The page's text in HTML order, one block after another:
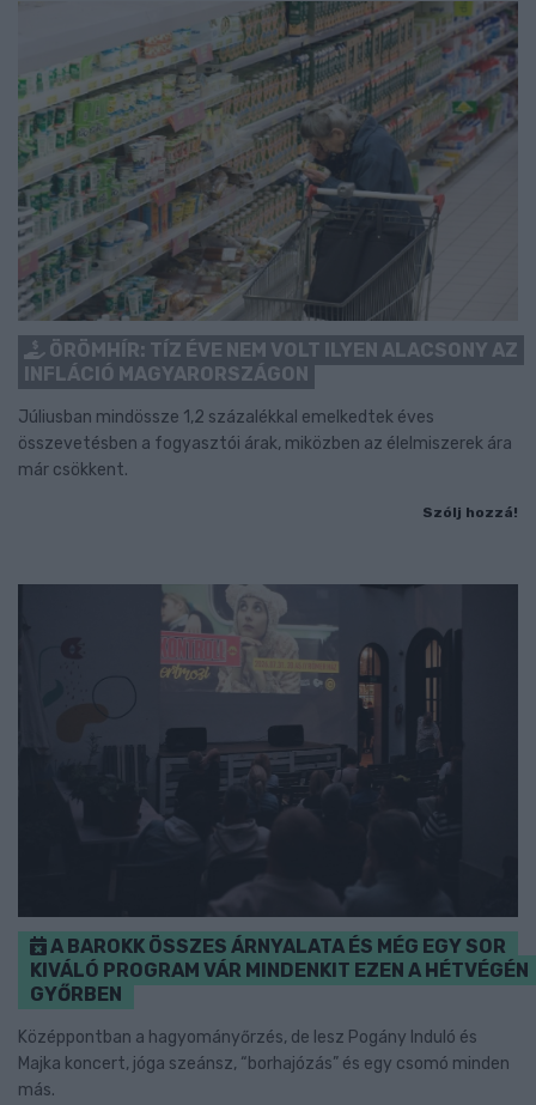
ÖRÖMHÍR: TÍZ ÉVE NEM VOLT ILYEN ALACSONY AZ
INFLÁCIÓ MAGYARORSZÁGON
Júliusban mindössze 1,2 százalékkal emelkedtek éves
összevetésben a fogyasztói árak, miközben az élelmiszerek ára
már csökkent.
Szólj hozzá!
A BAROKK ÖSSZES ÁRNYALATA ÉS MÉG EGY SOR
KIVÁLÓ PROGRAM VÁR MINDENKIT EZEN A HÉTVÉGÉN
GYŐRBEN
Középpontban a hagyományőrzés, de lesz Pogány Induló és
Majka koncert, jóga szeánsz, “borhajózás” és egy csomó minden
más.